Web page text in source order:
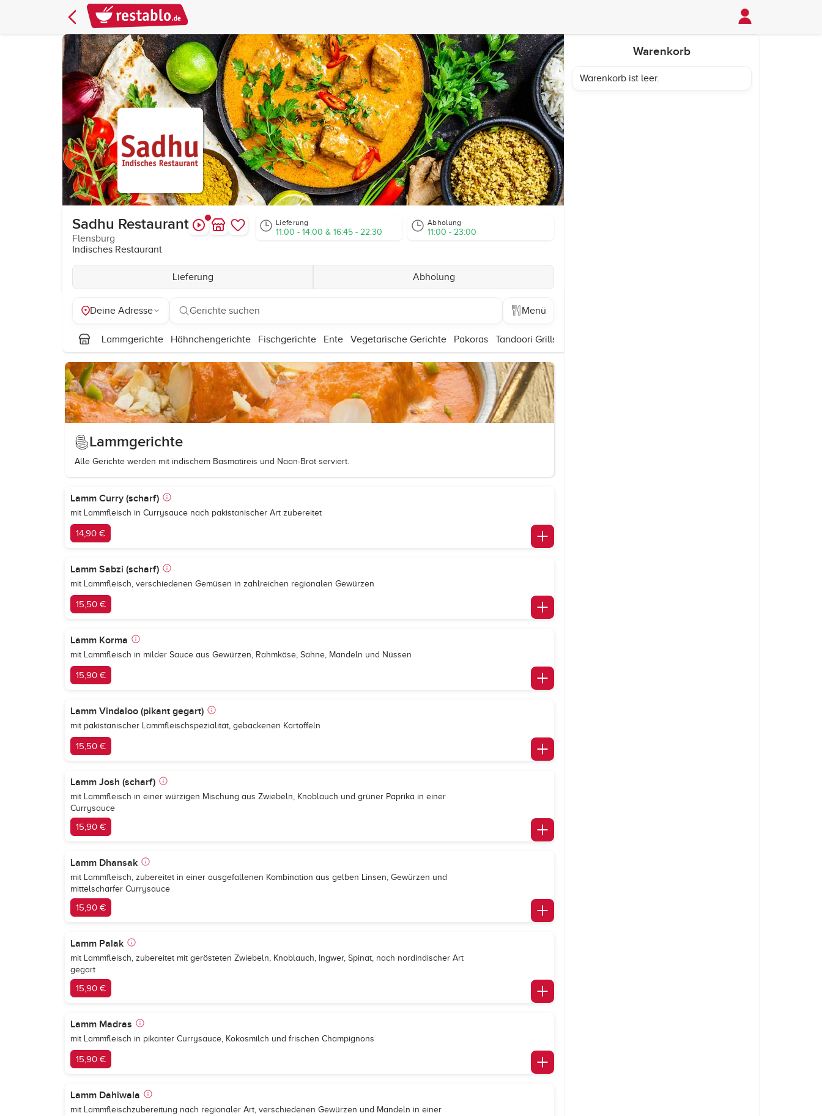
Sadhu Restaurant
Flensburg
Indisches Restaurant
Lieferung
11:00 - 14:00 & 16:45 - 22:30
Abholung
11:00 - 23:00
Lieferung Abholung
Deine Adresse Gerichte suchen Menü
Lammgerichte Hähnchengerichte Fischgerichte Ente Vegetarische Gerichte Pakoras Tandoori Grillspezialitäten
Lammgerichte
Alle Gerichte werden mit indischem Basmatireis und Naan-Brot serviert.
Lamm Curry (scharf)
mit Lammfleisch in Currysauce nach pakistanischer Art zubereitet
14,90 €
Lamm Sabzi (scharf)
mit Lammfleisch, verschiedenen Gemüsen in zahlreichen regionalen Gewürzen
15,50 €
Lamm Korma
mit Lammfleisch in milder Sauce aus Gewürzen, Rahmkäse, Sahne, Mandeln und Nüssen
15,90 €
Lamm Vindaloo (pikant gegart)
mit pakistanischer Lammfleischspezialität, gebackenen Kartoffeln
15,50 €
Lamm Josh (scharf)
mit Lammfleisch in einer würzigen Mischung aus Zwiebeln, Knoblauch und grüner Paprika in einer
Currysauce
15,90 €
Lamm Dhansak
mit Lammfleisch, zubereitet in einer ausgefallenen Kombination aus gelben Linsen, Gewürzen und
mittelscharfer Currysauce
15,90 €
Lamm Palak
mit Lammfleisch, zubereitet mit gerösteten Zwiebeln, Knoblauch, Ingwer, Spinat, nach nordindischer Art
gegart
15,90 €
Lamm Madras
mit Lammfleisch in pikanter Currysauce, Kokosmilch und frischen Champignons
15,90 €
Lamm Dahiwala
mit Lammfleischzubereitung nach regionaler Art, verschiedenen Gewürzen und Mandeln in einer
Warenkorb
Warenkorb ist leer.